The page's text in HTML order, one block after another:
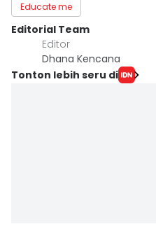
Educate me
Editorial Team
Editor
Dhana Kencana
Tonton lebih seru di